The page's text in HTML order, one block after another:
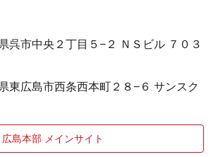
呉市中央２丁目５−２ ＮＳビル ７０３
東広島市西条西本町２８−６ サンスク
広島本部 メインサイト